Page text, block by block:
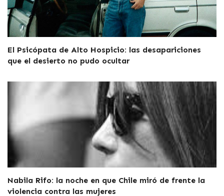
El Psicópata de Alto Hospicio: las desapariciones
que el desierto no pudo ocultar
Nabila Rifo: la noche en que Chile miró de frente la
violencia contra las mujeres